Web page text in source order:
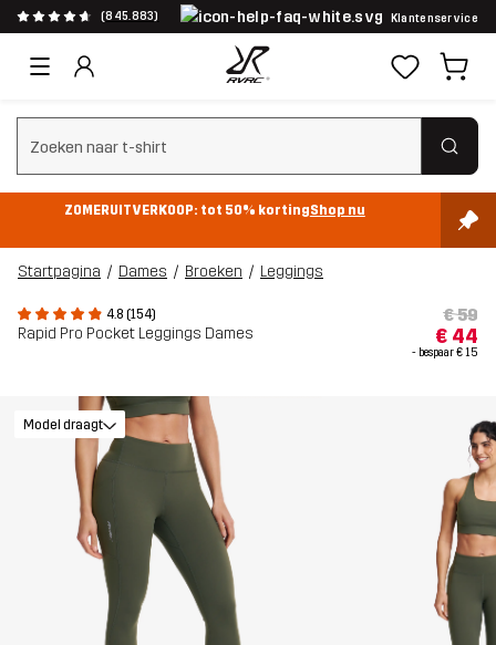
(845.883) Klantenservice
Zoeken wissen
ZOMERUITVERKOOP: tot 50% kortingShop nu
Startpagina Dames Broeken Leggings
4.8 (154)
Rapid Pro Pocket Leggings Dames
€ 59
€ 44
- bespaar€ 15
Model draagt